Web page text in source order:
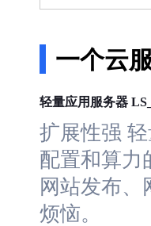
百度智能云数字员工
百度一见
云边协同、自主进化的视
一个云
轻量应用 服务器
扩展性强
配置和算力
网站发布、
烦恼。